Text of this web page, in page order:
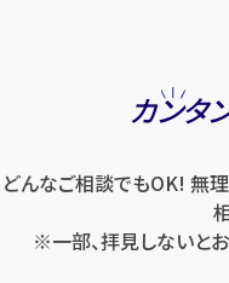
カンタ
どんなご相談でもOK! 無
※一部、拝見しないと